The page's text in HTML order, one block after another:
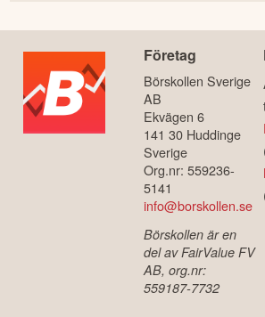
Företag
Börskollen Sverige
AB
Ekvägen 6
141 30 Huddinge
Sverige
Org.nr: 559236-
5141
info@borskollen.se
Börskollen är en
del av FairValue FV
AB, org.nr:
559187-7732